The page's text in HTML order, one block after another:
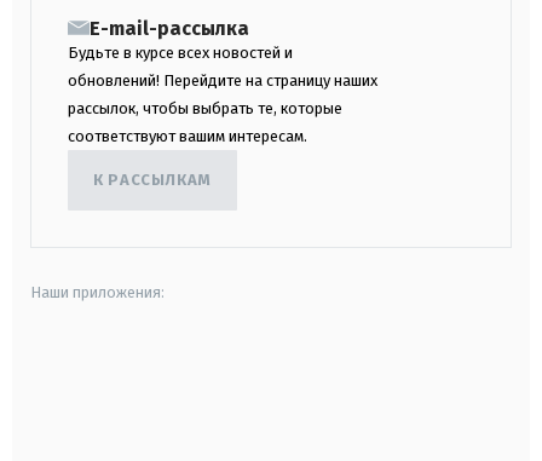
E-mail-рассылка
Будьте в курсе всех новостей и
обновлений! Перейдите на страницу наших
рассылок, чтобы выбрать те, которые
соответствуют вашим интересам.
К РАССЫЛКАМ
Наши приложения: